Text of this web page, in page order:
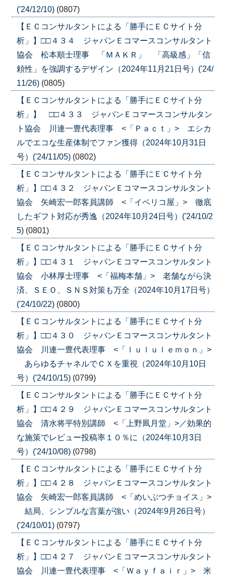
('24/12/10) (0807)
【ＥＣコンサルタントによる「勝手にＥＣサイト分
析」】□□４３４ ジャパンＥコマースコンサルタント
協会 松本順士理事 「ＭＡＫＲ」 「高級感」「信
頼性」を強調するデザイン（2024年11月21日号）('24/
11/26) (0805)
【ＥＣコンサルタントによる「勝手にＥＣサイト分
析」】 □□４３３ ジャパンＥコマースコンサルタン
ト協会 川連一豊代表理事 <「Ｐａｃｔ」> エシカ
ルでエコな生産体制でファン獲得（2024年10月31日
号）('24/11/05) (0802)
【ＥＣコンサルタントによる「勝手にＥＣサイト分
析」】□□４３２ ジャパンＥコマースコンサルタント
協会 矢崎宏一郎客員講師 <「イベリコ屋」> 徹底
したギフト対応が秀逸（2024年10月24日号）('24/10/2
5) (0801)
【ＥＣコンサルタントによる「勝手にＥＣサイト分
析」】□□４３１ ジャパンＥコマースコンサルタント
協会 小林厚士理事 <「福梅本舗」> 老舗ながら決
済、ＳＥＯ、ＳＮＳ対策も万全（2024年10月17日号）
('24/10/22) (0800)
【ＥＣコンサルタントによる「勝手にＥＣサイト分
析」】□□４３０ ジャパンＥコマースコンサルタント
協会 川連一豊代表理事 <「ｌｕｌｕｌｅｍｏｎ」>
あらゆるチャネルでＣＸを重視（2024年10月10日
号）('24/10/15) (0799)
【ＥＣコンサルタントによる「勝手にＥＣサイト分
析」】□□４２９ ジャパンＥコマースコンサルタント
協会 清水将平特別講師 <「上野凮月堂」>／効果的
な施策でレビュー投稿率１０％に（2024年10月3日
号）('24/10/08) (0798)
【ＥＣコンサルタントによる「勝手にＥＣサイト分
析」】□□４２８ ジャパンＥコマースコンサルタント
協会 矢崎宏一郎客員講師 <「めいぶつチョイス」>
結局、シンプルな言葉が強い（2024年9月26日号）
('24/10/01) (0797)
【ＥＣコンサルタントによる「勝手にＥＣサイト分
析」】□□４２７ ジャパンＥコマースコンサルタント
協会 川連一豊代表理事 <「Ｗａｙｆａｉｒ」> 米